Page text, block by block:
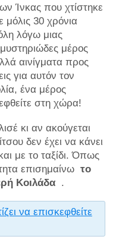
Ίνκας που χτίστηκε
μόλις 30 χρόνια
λόγω μιας
μέρος
αινίγματα προς
για αυτόν τον
ένα μέρος
στη χώρα!
κι αν ακούγεται
δεν έχει να κάνει
με το ταξίδι. Όπως
επισημαίνω το
Κοιλάδα.
να επισκεφθείτε